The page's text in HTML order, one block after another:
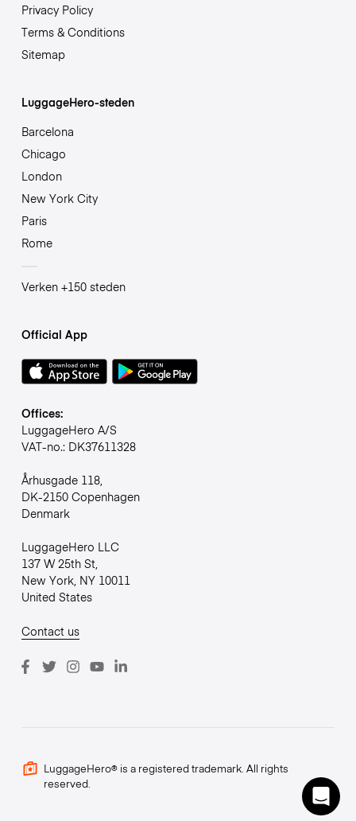
Privacy Policy
Terms & Conditions
Sitemap
LuggageHero-steden
Barcelona
Chicago
London
New York City
Paris
Rome
Verken +150 steden
Official App
Offices:
LuggageHero A/S
VAT-no.: DK37611328
Århusgade 118,
DK-2150 Copenhagen
Denmark
LuggageHero LLC
137 W 25th St,
New York, NY 10011
United States
Contact us
LuggageHero® is a registered trademark. All rights
reserved.